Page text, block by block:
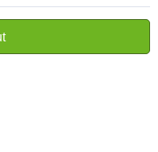
lépe porozumět a využít